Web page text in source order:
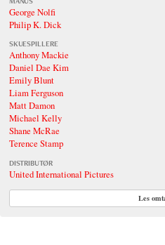
George Nolfi
Philip K. Dick
SKUESPILLERE
Anthony Mackie
Daniel Dae Kim
Emily Blunt
Liam Ferguson
Matt Damon
Michael Kelly
Shane McRae
Terence Stamp
DISTRIBUTØR
United International Pictures
Les